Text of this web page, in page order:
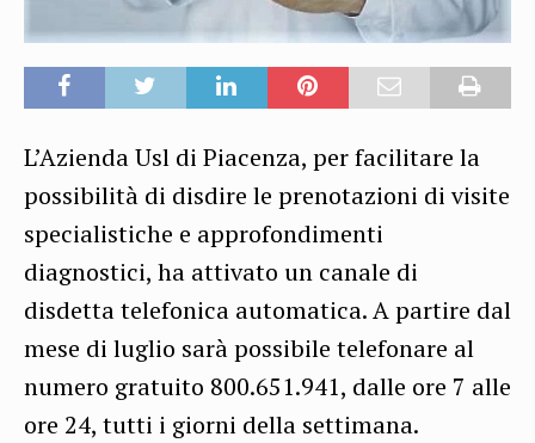
L’Azienda Usl di Piacenza, per facilitare la
possibilità di disdire le prenotazioni di visite
specialistiche e approfondimenti
diagnostici, ha attivato un canale di
disdetta telefonica automatica. A partire dal
mese di luglio sarà possibile telefonare al
numero gratuito 800.651.941, dalle ore 7 alle
ore 24, tutti i giorni della settimana.